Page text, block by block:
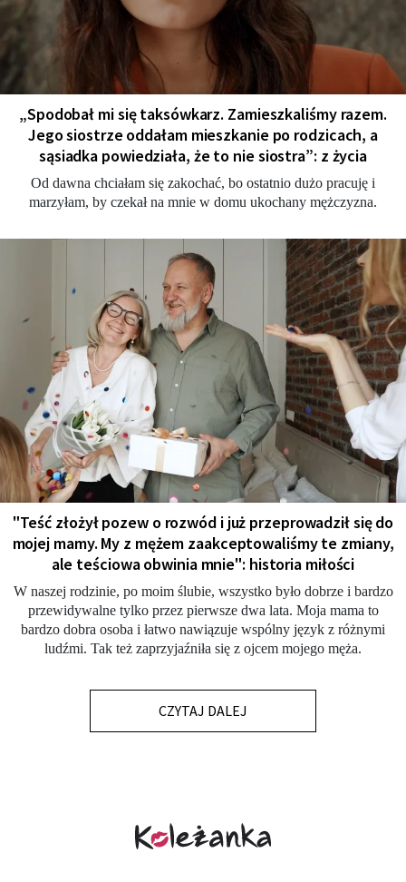
„Spodobał mi się taksówkarz. Zamieszkaliśmy razem.
Jego siostrze oddałam mieszkanie po rodzicach, a
sąsiadka powiedziała, że to nie siostra”: z życia
Od dawna chciałam się zakochać, bo ostatnio dużo pracuję i
marzyłam, by czekał na mnie w domu ukochany mężczyzna.
"Teść złożył pozew o rozwód i już przeprowadził się do
mojej mamy. My z mężem zaakceptowaliśmy te zmiany,
ale teściowa obwinia mnie": historia miłości
W naszej rodzinie, po moim ślubie, wszystko było dobrze i bardzo
przewidywalne tylko przez pierwsze dwa lata. Moja mama to
bardzo dobra osoba i łatwo nawiązuje wspólny język z różnymi
ludźmi. Tak też zaprzyjaźniła się z ojcem mojego męża.
CZYTAJ DALEJ